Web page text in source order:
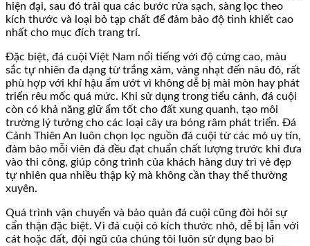
hiện đại, sau đó trải qua các bước rửa sạch, sàng lọc theo
kích thước và loại bỏ tạp chất để đảm bảo độ tinh khiết cao
nhất cho mục đích trang trí.
Đặc biệt, đá cuội Việt Nam nổi tiếng với độ cứng cao, màu
sắc tự nhiên đa dạng từ trắng xám, vàng nhạt đến nâu đỏ, rất
phù hợp với khí hậu ẩm ướt vì không dễ bị mài mòn hay phát
triển rêu mốc quá mức. Khi sử dụng trong tiểu cảnh, đá cuội
còn có khả năng giữ ẩm tốt cho đất xung quanh, tạo môi
trường lý tưởng cho các loại cây ưa bóng râm phát triển. Đá
Cảnh Thiên An luôn chọn lọc nguồn đá cuội từ các mỏ uy tín,
đảm bảo mỗi viên đá đều đạt chuẩn chất lượng trước khi đưa
vào thi công, giúp công trình của khách hàng duy trì vẻ đẹp
tự nhiên qua nhiều thập kỷ mà không cần thay thế thường
xuyên.
Quá trình vận chuyển và bảo quản đá cuội cũng đòi hỏi sự
cẩn thận đặc biệt. Vì đá cuội có kích thước nhỏ, dễ bị lẫn với
cát hoặc đất, đội ngũ của chúng tôi luôn sử dụng bao bì